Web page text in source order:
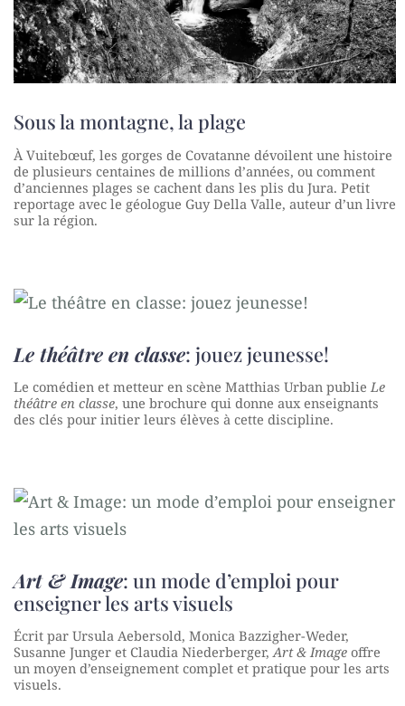
Sous la montagne, la plage
À Vuitebœuf, les gorges de Covatanne dévoilent une histoire
de plusieurs centaines de millions d’années, ou comment
d’anciennes plages se cachent dans les plis du Jura. Petit
reportage avec le géologue Guy Della Valle, auteur d’un livre
sur la région.
Le théâtre en classe: jouez jeunesse!
Le comédien et metteur en scène Matthias Urban publie Le
théâtre en classe, une brochure qui donne aux enseignants
des clés pour initier leurs élèves à cette discipline.
Art & Image: un mode d’emploi pour
enseigner les arts visuels
Écrit par Ursula Aebersold, Monica Bazzigher-Weder,
Susanne Junger et Claudia Niederberger,Art & Image offre
un moyen d’enseignement complet et pratique pour les arts
visuels.